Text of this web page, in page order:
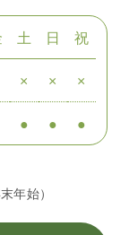
土 日 祝
× × ×
● ● ●
年始）